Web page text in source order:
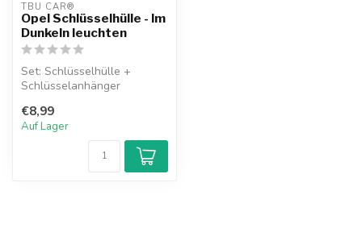
TBU CAR®
Opel Schlüsselhülle - Im
Dunkeln leuchten
Set: Schlüsselhülle +
Schlüsselanhänger
€8,99
Auf Lager